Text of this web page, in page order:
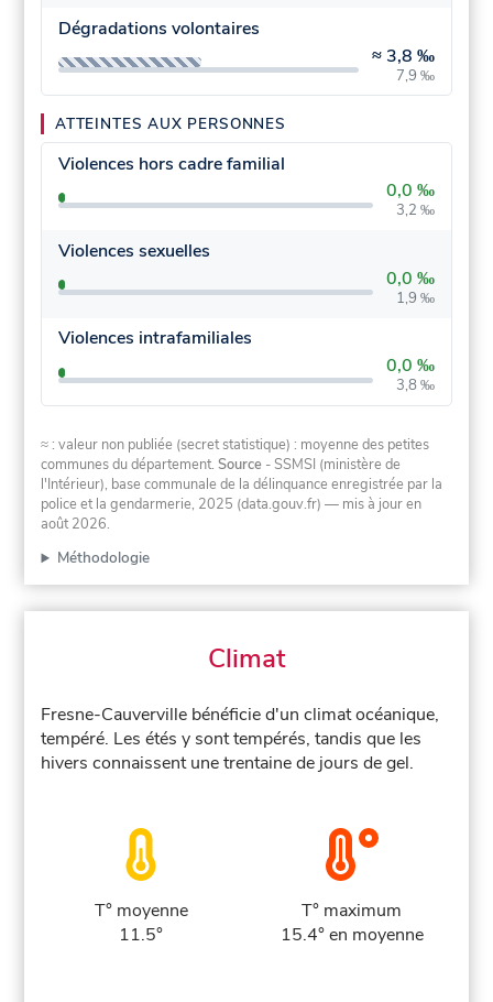
Dégradations volontaires
≈ 3,8 ‰
7,9 ‰
ATTEINTES AUX PERSONNES
Violences hors cadre familial
0,0 ‰
3,2 ‰
Violences sexuelles
0,0 ‰
1,9 ‰
Violences intrafamiliales
0,0 ‰
3,8 ‰
≈ : valeur non publiée (secret statistique) : moyenne des petites
communes du département.Source - SSMSI (ministère de
l'Intérieur), base communale de la délinquance enregistrée par la
police et la gendarmerie, 2025 (data.gouv.fr) — mis à jour en
août 2026.
Méthodologie
Climat
Fresne-Cauverville bénéficie d'un climat océanique,
tempéré. Les étés y sont tempérés, tandis que les
hivers connaissent une trentaine de jours de gel.
T° moyenne
11.5°
T° maximum
15.4° en moyenne